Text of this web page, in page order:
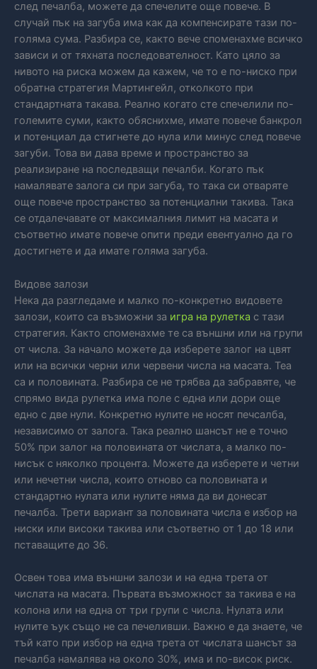
след печалба, можете да спечелите още повече. В
случай пък на загуба има как да компенсирате тази по-
голяма сума. Разбира се, както вече споменахме всичко
зависи и от тяхната последователност. Като цяло за
нивото на риска можем да кажем, че то е по-ниско при
обратна стратегия Мартингейл, отколкото при
стандартната такава. Реално когато сте спечелили по-
големите суми, както обяснихме, имате повече банкрол
и потенциал да стигнете до нула или минус след повече
загуби. Това ви дава време и пространство за
реализиране на последващи печалби. Когато пък
намалявате залога си при загуба, то така си отваряте
още повече пространство за потенциални такива. Така
се отдалечавате от максималния лимит на масата и
съответно имате повече опити преди евентуално да го
достигнете и да имате голяма загуба.
Видове залози
Нека да разгледаме и малко по-конкретно видовете
залози, които са възможни за игра на рулетка с тази
стратегия. Както споменахме те са външни или на групи
от числа. За начало можете да изберете залог на цвят
или на всички черни или червени числа на масата. Теа
са и половината. Разбира се не трябва да забравяте, че
спрямо вида рулетка има поле с една или дори още
едно с две нули. Конкретно нулите не носят печсалба,
независимо от залога. Така реално шансът не е точно
50% при залог на половината от числата, а малко по-
нисък с няколко процента. Можете да изберете и четни
или нечетни числа, които отново са половината и
стандартно нулата или нулите няма да ви донесат
печалба. Трети вариант за половината числа е избор на
ниски или високи такива или съответно от 1 до 18 или
пставащите до 36.
Освен това има външни залози и на една трета от
числата на масата. Първата възможност за такива е на
колона или на една от три групи с числа. Нулата или
нулите ъук също не са печеливши. Важно е да знаете, че
тъй като при избор на една трета от числата шансът за
печалба намалява на около 30%, има и по-висок риск.